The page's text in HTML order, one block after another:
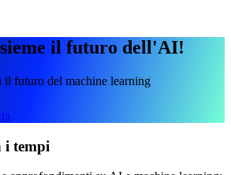
il futuro dell'AI!
futuro del machine learning
i tempi